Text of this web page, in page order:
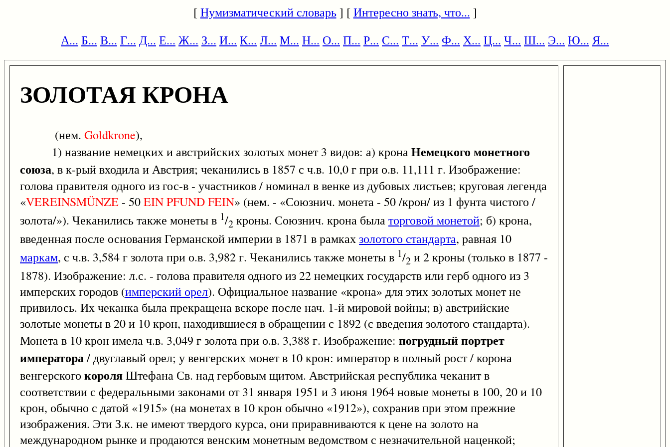
[Нумизматический словарь] [Интересно знать, что... ]
А... Б... В... Г... Д... Е... Ж... З... И... К... Л... М... Н... О... П... Р... С... Т... У... Ф... Х... Ц... Ч... Ш... Э... Ю... Я...
ЗОЛОТАЯ КРОНА
(нем. Goldkrone),
1) название немецких и австрийских золотых монет 3 видов: а) кронаНемецкого монетного
союза, в к-рый входила и Австрия; чеканились в 1857 с ч.в. 10,0 г при о.в. 11,111 г. Изображение:
голова правителя одного из гос-в - участников / номинал в венке из дубовых листьев; круговая легенда
«VEREINSMÜNZE - 50EINPFUNDFEIN» (нем. - «Союзнич. монета - 50 /крон/ из 1 фунта чистого /
золота/»). Чеканились также монеты в 1/2 кроны. Союзнич. крона былаторговой монетой; б) крона,
введенная после основания Германской империи в 1871 в рамкахзолотого стандарта, равная 10
маркам, с ч.в. 3,584 г золота при о.в. 3,982 г. Чеканились также монеты в 1/2 и 2 кроны (только в 1877 -
1878). Изображение: л.с. - голова правителя одного из 22 немецких государств или герб одного из 3
имперских городов (имперский орел). Официальное название «крона» для этих золотых монет не
привилось. Их чеканка была прекращена вскоре после нач. 1-й мировой войны; в) австрийские
золотые монеты в 20 и 10 крон, находившиеся в обращении с 1892 (с введения золотого стандарта).
Монета в 10 крон имела ч.в. 3,049 г золота при о.в. 3,388 г. Изображение: погрудный портрет
императора/ двуглавый орел; у венгерских монет в 10 крон: император в полный рост / корона
венгерского короляШтефана Св. над гербовым щитом. Австрийская республика чеканит в
соответствии с федеральными законами от 31 января 1951 и 3 июня 1964 новые монеты в 100, 20 и 10
крон, обычно с датой «1915» (на монетах в 10 крон обычно «1912»), сохранив при этом прежние
изображения. Эти З.к. не имеют твердого курса, они приравниваются к цене на золото на
международном рынке и продаются венским монетным ведомством с незначительной наценкой;